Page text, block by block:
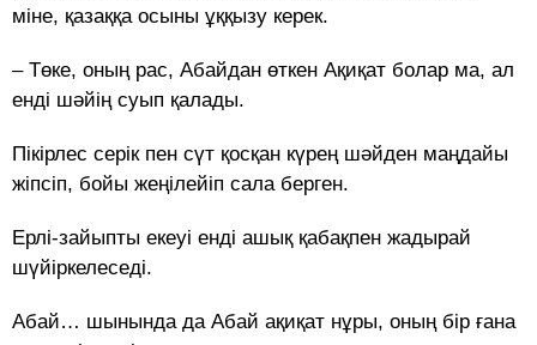
міне, қазаққа осыны ұққызу керек.
– Төке, оның рас, Абайдан өткен Ақиқат болар ма, ал
енді шәйің суып қалады.
Пікірлес серік пен сүт қосқан күрең шәйден маңдайы
жіпсіп, бойы жеңілейіп сала берген.
Ерлі-зайыпты екеуі енді ашық қабақпен жадырай
шүйіркелеседі.
Абай… шынында да Абай ақиқат нұры, оның бір ғана